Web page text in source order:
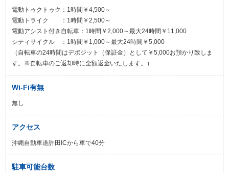
電動トゥクトゥク：1時間￥4,500～
電動トライク ：1時間￥2,500～
電動アシスト付き自転車：1時間￥2,000～最大24時間￥11,000
シティサイクル ：1時間￥1,000～最大24時間￥5,000
（自転車の24時間はデポジット（保証金）として￥5,000お預かり致しま
す。※自転車のご返却時に全額返金いたします。）
Wi-Fi有無
無し
アクセス
沖縄自動車道許田ICから車で40分
駐車可能台数